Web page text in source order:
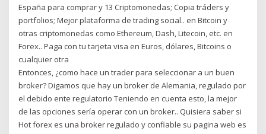
España para comprar y 13 Criptomonedas; Copia tráders y
portfolios; Mejor plataforma de trading social.. en Bitcoin y
otras criptomonedas como Ethereum, Dash, Litecoin, etc. en
Forex.. Paga con tu tarjeta visa en Euros, dólares, Bitcoins o
cualquier otra
Entonces, ¿como hace un trader para seleccionar a un buen
broker? Digamos que hay un broker de Alemania, regulado por
el debido ente regulatorio Teniendo en cuenta esto, la mejor
de las opciones sería operar con un broker.. Quisiera saber si
Hot forex es una broker regulado y confiable su pagina web es